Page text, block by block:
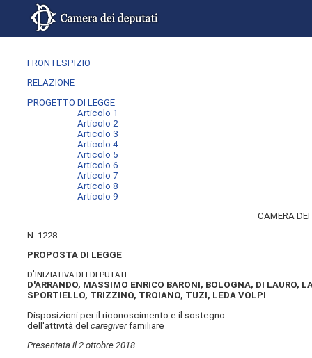
FRONTESPIZIO
RELAZIONE
PROGETTO DI LEGGE
Articolo 1
Articolo 2
Articolo 3
Articolo 4
Articolo 5
Articolo 6
Articolo 7
Articolo 8
Articolo 9
CAMERA
N. 1228
PROPOSTA DI LEGGE
d'iniziativa dei deputati
D'ARRANDO, MASSIMO ENRICO BARONI, BOLOGNA, DI
SPORTIELLO, TRIZZINO, TROIANO, TUZI, LEDA VOLPI
Disposizioni per il riconoscimento e il sostegno
dell'attività delcaregiverfamiliare
Presentata il 2 ottobre 2018